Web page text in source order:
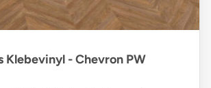
Klebevinyl - Chevron PW